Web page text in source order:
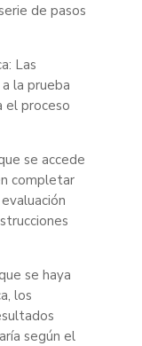
de pasos
Las
la prueba
el proceso
se accede
completar
se haya
los
según el